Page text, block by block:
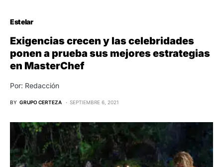
Estelar
Exigencias crecen y las celebridades
ponen a prueba sus mejores estrategias
en MasterChef
Por: Redacción
BY GRUPO CERTEZA SEPTIEMBRE 6, 2021